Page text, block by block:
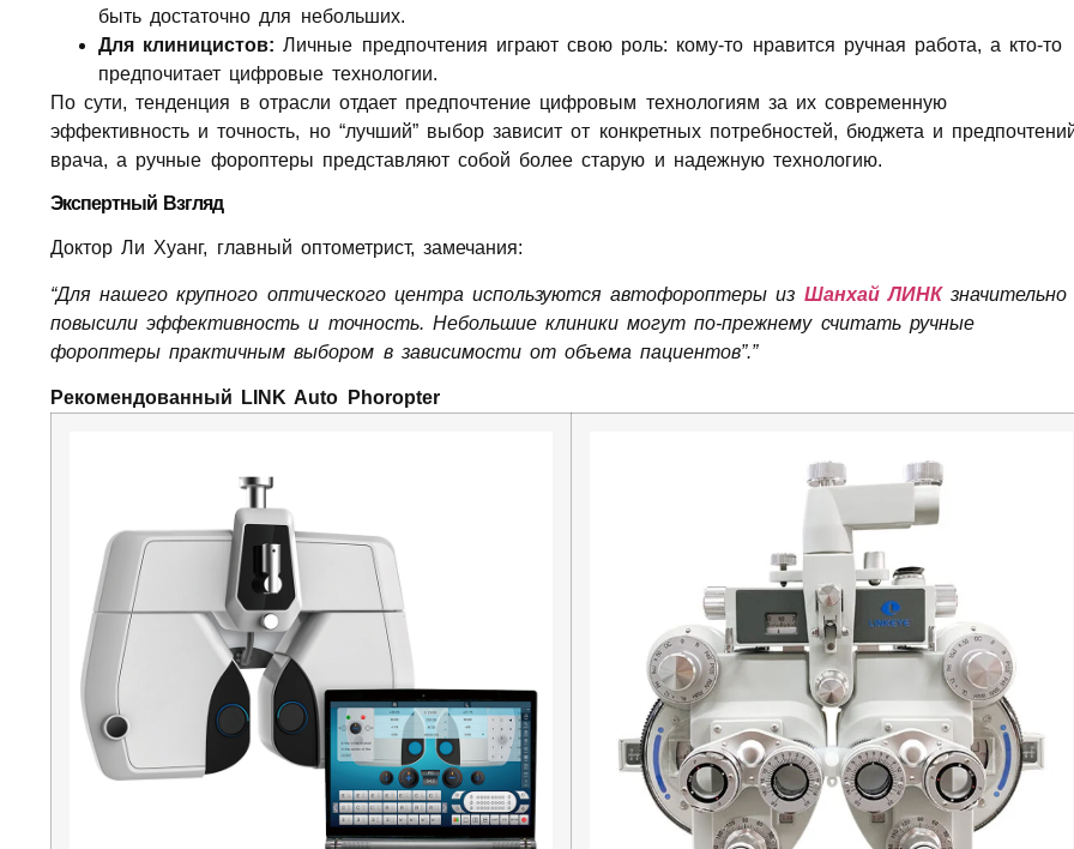
быть достаточно для небольших.
Для клиницистов: Личные предпочтения играют свою роль: кому-то нравится ручная работа, а кто-то
предпочитает цифровые технологии.
По сути, тенденция в отрасли отдает предпочтение цифровым технологиям за их современную
эффективность и точность, но “лучший” выбор зависит от конкретных потребностей, бюджета и
врача, а ручные фороптеры представляют собой более старую и надежную технологию.
Экспертный Взгляд
Доктор Ли Хуанг, главный оптометрист, замечания:
“Для нашего крупного оптического центра используются автофороптеры из Шанхай ЛИНКзначительно
повысили эффективность и точность. Небольшие клиники могут по-прежнему считать ручные
фороптеры практичным выбором в зависимости от объема пациентов”.”
Рекомендованный LINK Auto Phoropter